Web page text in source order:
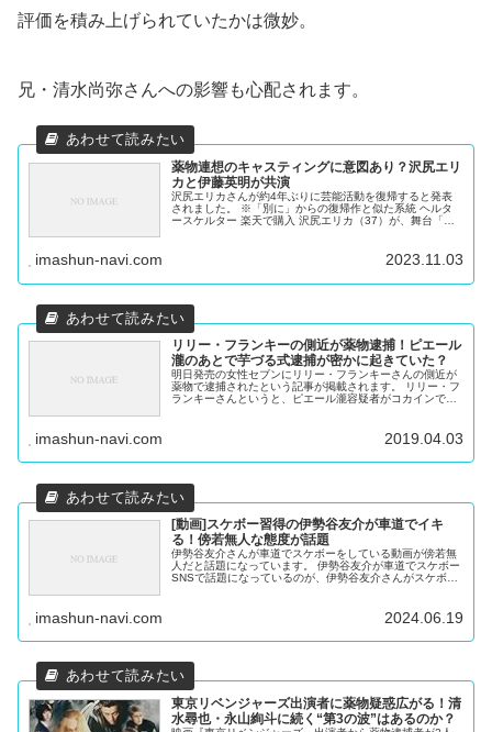
評価を積み上げられていたかは微妙。
兄・清水尚弥さんへの影響も心配されます。
薬物連想のキャスティングに意図あり？沢尻エリ
カと伊藤英明が共演
沢尻エリカさんが約4年ぶりに芸能活動を復帰すると発表
されました。 ※「別に」からの復帰作と似た系統 ヘルタ
ースケルター 楽天で購入 沢尻エリカ（37）が、舞台「欲
imashun-navi.com 2023.11.03
リリー・フランキーの側近が薬物逮捕！ピエール
瀧のあとで芋づる式逮捕が密かに起きていた？
明日発売の女性セブンにリリー・フランキーさんの側近が
薬物で逮捕されたという記事が掲載されます。 リリー・フ
ランキーさんというと、ピエール瀧容疑者がコカインで逮
imashun-navi.com 2019.04.03
[動画]スケボー習得の伊勢谷友介が車道でイキ
る！傍若無人な態度が話題
伊勢谷友介さんが車道でスケボーをしている動画が傍若無
人だと話題になっています。 伊勢谷友介が車道でスケボー
SNSで話題になっているのが、伊勢谷友介さんがスケボー
imashun-navi.com 2024.06.19
東京リベンジャーズ出演者に薬物疑惑広がる！清
水尋也・永山絢斗に続く“第3の波”はあるのか？